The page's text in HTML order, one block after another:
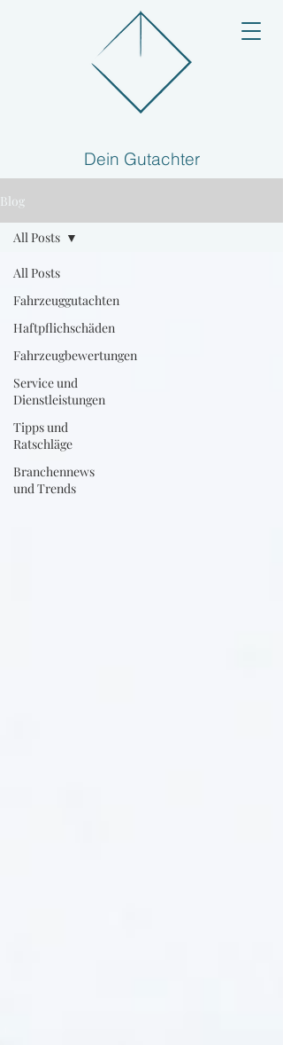
Dein Gutachter
Blog
All Posts
Fahrzeuggutachten
Haftpflichschäden
Fahrzeugbewertungen
Service und
Dienstleistungen
Tipps und
Ratschläge
Branchennews
und Trends
All Posts